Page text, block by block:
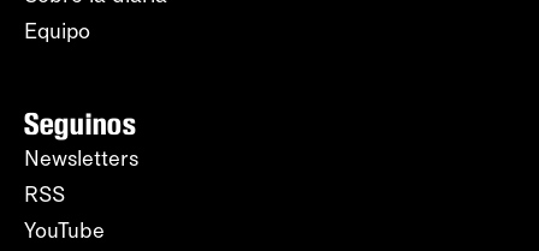
Equipo
Seguinos
Newsletters
RSS
YouTube